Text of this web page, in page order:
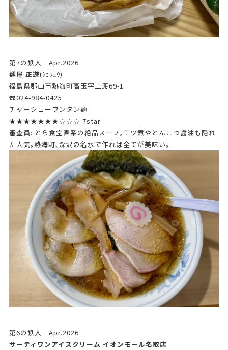
第7の鉄人 Apr.2026
麵屋 正遊(ｼｮｳﾕｳ)
福島県郡山市熱海町高玉字二渡69-1
☎024-984-0425
チャーシューワンタン麺
★★★★★★★☆☆☆ 7star
審査員: とら食堂直系の絶品スープ｡モツ煮やとんこつ醤油も隠れ
た人気｡熱海町､深沢の名水で作れば全てが美味い｡
第6の鉄人 Apr.2026
サーティワンアイスクリーム イオンモール名取店